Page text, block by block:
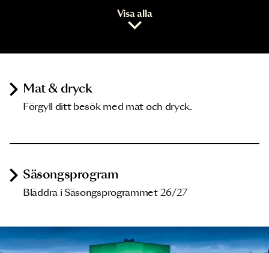
Visa alla
Mat & dryck
Förgyll ditt besök med mat och dryck.
Säsongsprogram
Bläddra i Säsongsprogrammet 26/27